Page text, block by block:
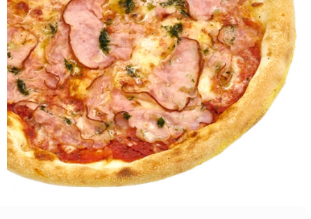
Тісто, неаполітанський соус, сир
моцарела, бекон, шинка, салямі
мілано, мисливські ковбаски,
кукурудзяне борошно
323 грн
Грибна
475г
Тісто, грибний соус, сир